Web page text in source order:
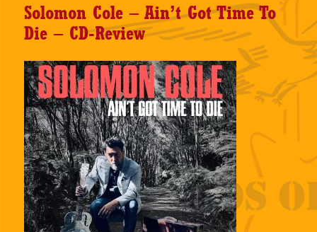
Solomon Cole – Ain’t Got Time To
Die – CD-Review